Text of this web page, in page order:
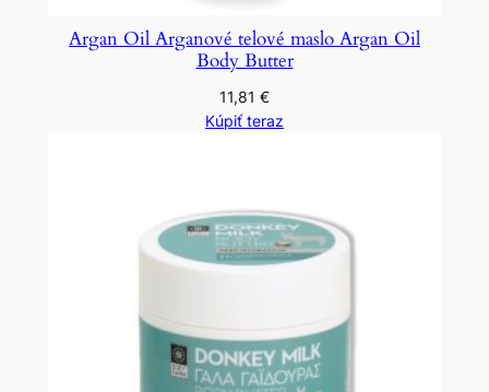
Argan Oil Arganové telové maslo Argan Oil
Body Butter
11,81 €
Kúpiť teraz